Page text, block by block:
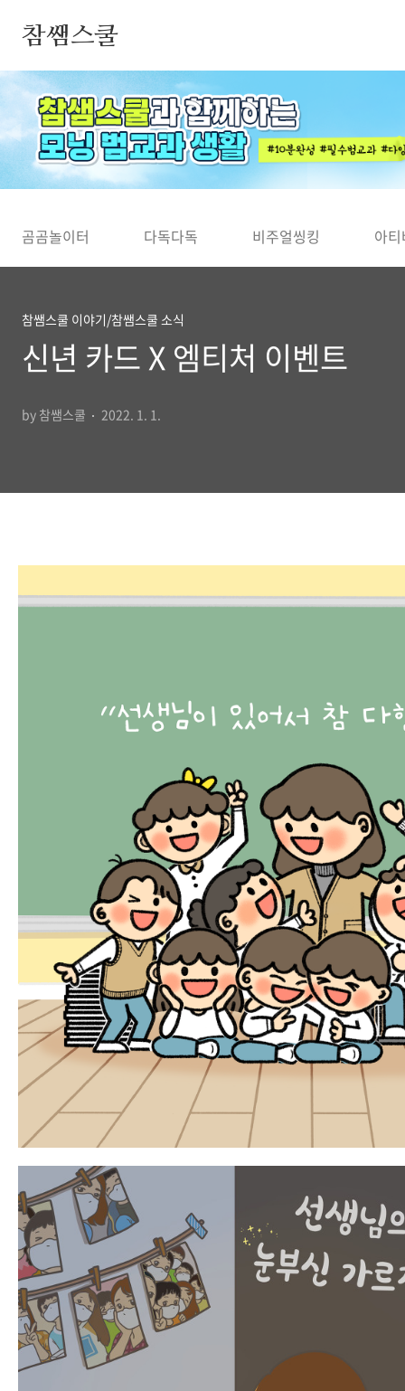
참쌤스쿨
◀
곰곰놀이터 다독다독 비주얼씽킹 아
참쌤스쿨 이야기/참쌤스쿨 소식
신년 카드 X 엠티처 이벤트
by 참쌤스쿨 2022. 1. 1.